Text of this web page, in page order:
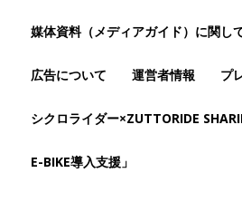
媒体資料（メディアガイド）に関し
広告について 運営者情報 プ
シクロライダー×ZUTTORIDE
E-BIKE導入支援」